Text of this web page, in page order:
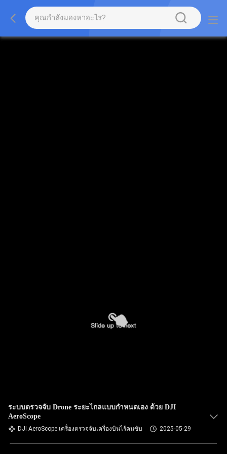
ระบบตรวจจับ Drone ระยะไกลแบบกําหนดเอง ด้วย DJI
AeroScope
DJI AeroScope เครื่องตรวจจับเครื่องบินไร้คนขับ 2025-05-29